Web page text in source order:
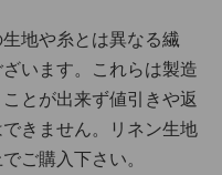
地や糸とは異なる繊
います。これらは製造
とが出来ず値引きや返
きません。リネン生地
ご購入下さい。